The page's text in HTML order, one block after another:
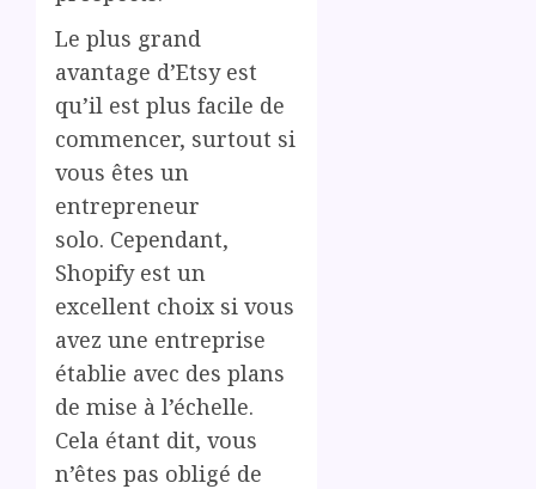
Le plus grand
avantage d’Etsy est
qu’il est plus facile de
commencer, surtout si
vous êtes un
entrepreneur
solo. Cependant,
Shopify est un
excellent choix si vous
avez une entreprise
établie avec des plans
de mise à l’échelle.
Cela étant dit, vous
n’êtes pas obligé de